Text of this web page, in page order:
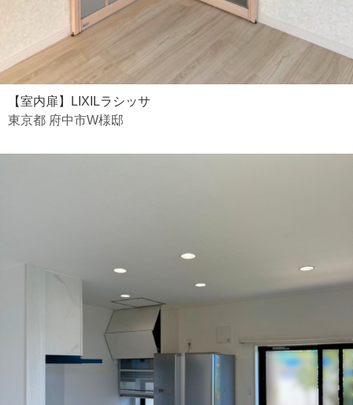
【室内扉】LIXILラシッサ
東京都 府中市W様邸